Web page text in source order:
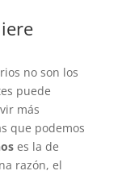
no son los
puede
más
que podemos
es la de
razón, el